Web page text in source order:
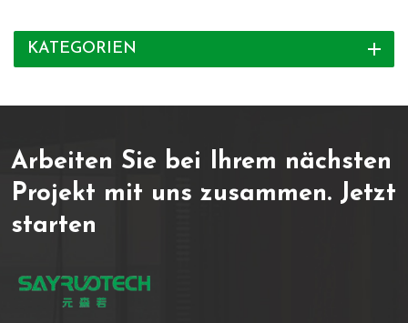
Funktionen, die speziell für
stark frequentierte
Hergestellt aus
umweltfreundlichen
Recyclingmaterialien, bietet
es eine außergewöhnliche
gleichzeitig eine natürliche
Holzmaserung, die sich
KATEGORIEN
Arbeiten Sie bei Ihrem nächsten
Projekt mit uns zusammen. Jetzt
starten